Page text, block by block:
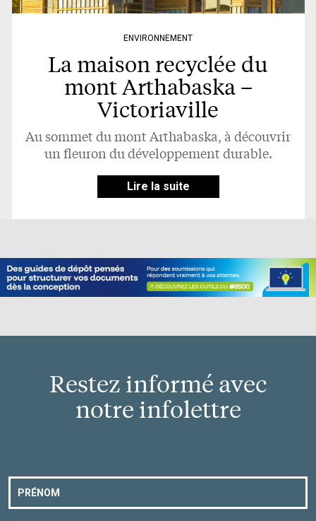
ENVIRONNEMENT
La maison recyclée du
mont Arthabaska –
Victoriaville
Au sommet du mont Arthabaska, à découvrir
un fleuron du développement durable.
Lire la suite
Restez informé avec
notre infolettre